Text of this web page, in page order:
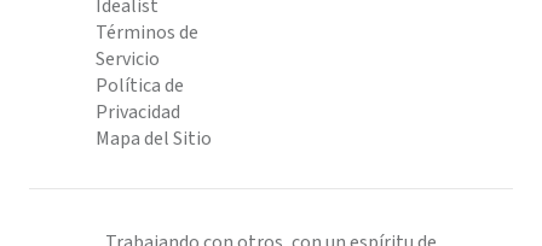
Idealist
Términos de
Servicio
Política de
Privacidad
Mapa del Sitio